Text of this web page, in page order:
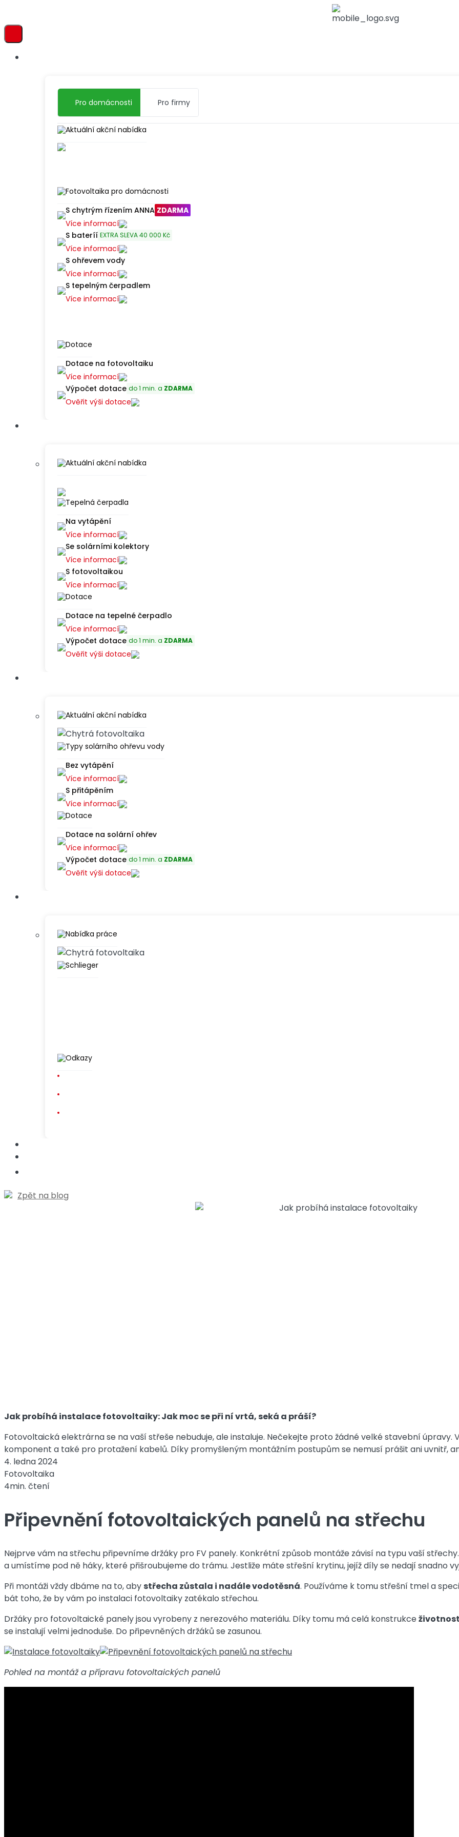
k
Pro domácnosti Pro firmy
Aktuální akční nabídka
slevou
60
000
70
nákladů
na
energie!
Chci
slevu
60
000
Kč
Fotovoltaika pro domácnosti
S chytrým řízením ANNA ZDARMA
Více informací
S bateríí EXTRA SLEVA 40 000 Kč
Více informací
S ohřevem vody
Více informací
S tepelným čerpadlem
Více informací
Dotace
Dotace na fotovoltaiku
Více informací
Výpočet dotace do 1 min. a ZDARMA
Ověřit výši dotace
Aktuální akční nabídka
Akční
letní
sleva
čerpadlo!
slevu
79
900
Kč
Chci
slevu
79
900
Kč
Tepelná čerpadla
Na vytápění
Více informací
Se solárními kolektory
Více informací
S fotovoltaikou
Více informací
Dotace
Dotace na tepelné čerpadlo
Více informací
Výpočet dotace do 1 min. a ZDARMA
Ověřit výši dotace
Aktuální akční nabídka
Šetřete
až 70 %
nákladů na
ohřev vody
Typy solárního ohřevu vody
Bez vytápění
Více informací
S přitápěním
Více informací
Dotace
Dotace na solární ohřev
Více informací
Výpočet dotace do 1 min. a ZDARMA
Ověřit výši dotace
Nabídka práce
Přijímáme
Schlieger
Odkazy
Zpět na blog
Jak probíhá instalace fotovoltaiky: Jak moc se při ní vrtá, seká a práší?
Fotovoltaická elektrárna se na vaší střeše nebuduje, ale instaluje. Nečekejte proto žádné velké stavební
komponent a také pro protažení kabelů. Díky promyšleným montážním postupům se nemusí prášit ani uvnitř,
4. ledna 2024
Fotovoltaika
4min. čtení
Připevnění fotovoltaických panelů na střechu
Nejprve vám na střechu připevníme držáky pro FV panely. Konkrétní způsob montáže závisí na typu vaší
a umístíme pod ně háky, které přišroubujeme do trámu. Jestliže máte střešní krytinu, jejíž díly se nedají snadno
Při montáži vždy dbáme na to, aby střecha zůstala i nadále vodotěsná. Používáme k tomu střešní tmel a
bát toho, že by vám po instalaci fotovoltaiky zatékalo střechou.
Držáky pro fotovoltaické panely jsou vyrobeny z nerezového materiálu. Díky tomu má celá konstrukce
se instalují velmi jednoduše. Do připevněných držáků se zasunou.
Pohled na montáž a přípravu fotovoltaických panelů